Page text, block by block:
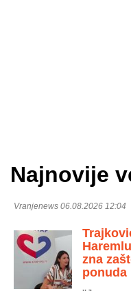
Najnovije
Vranjenews 06.08.2026 12:04
zna
ponuda